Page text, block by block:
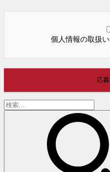
個人情報の取扱
検
索: